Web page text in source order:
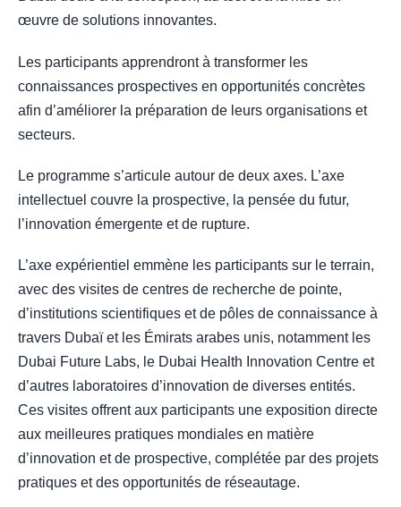
œuvre de solutions innovantes.
Les participants apprendront à transformer les
connaissances prospectives en opportunités concrètes
afin d’améliorer la préparation de leurs organisations et
secteurs.
Le programme s’articule autour de deux axes. L’axe
intellectuel couvre la prospective, la pensée du futur,
l’innovation émergente et de rupture.
L’axe expérientiel emmène les participants sur le terrain,
avec des visites de centres de recherche de pointe,
d’institutions scientifiques et de pôles de connaissance à
travers Dubaï et les Émirats arabes unis, notamment les
Dubai Future Labs, le Dubai Health Innovation Centre et
d’autres laboratoires d’innovation de diverses entités.
Ces visites offrent aux participants une exposition directe
aux meilleures pratiques mondiales en matière
d’innovation et de prospective, complétée par des projets
pratiques et des opportunités de réseautage.